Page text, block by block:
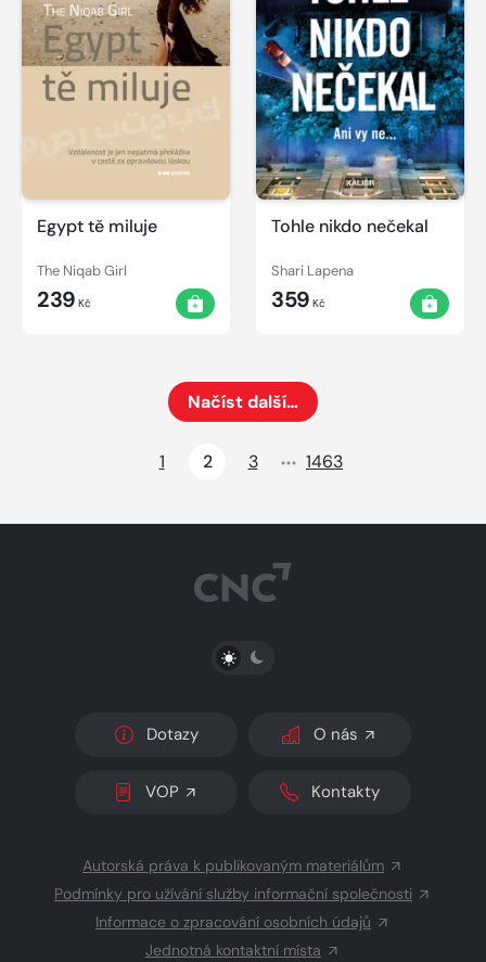
Egypt tě miluje
The Niqab Girl
239 Kč
Tohle nikdo nečekal
Shari Lapena
359 Kč
Načíst další…
1
2 3 1463
PŘEPNOUT SVĚTLÝ/TMAVÝ REŽIM
Dotazy O nás
VOP Kontakty
Autorská práva k publikovaným materiálům
Podmínky pro užívání služby informační společnosti
Informace o zpracování osobních údajů
Jednotná kontaktní místa